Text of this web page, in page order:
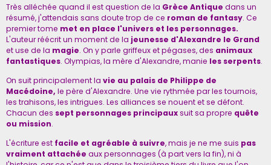
Très alléchée quand il est question de la Grèce Antique dans un
résumé, j'attendais sans doute trop de ce roman de fantasy. Ce
premier tome met en place l'univers et les personnages.
L'auteur réécritun moment de la jeunesse d'Alexandre le Grand
et use de la magie. On y parle griffeux et pégases, des animaux
fantastiques. Olympias, la mère d'Alexandre, manie les serpents.
On suit principalement la vie au palais de Philippe de
Macédoine, le père d'Alexandre. Une vie rythmée par les tournois,
les trahisons, les intrigues. Les alliances se nouent et se défont.
Chacun des sept personnages principauxsuit sa propre quête
ou mission.
L'écriture est facile et agréable à suivre, mais je ne me suis pas
vraiment attachée aux personnages (à part vers la fin), ni à